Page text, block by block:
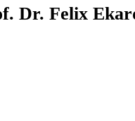
Dr. Felix